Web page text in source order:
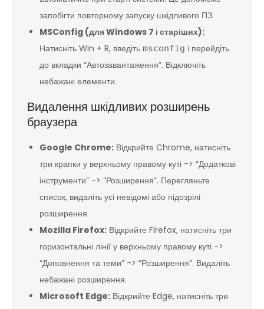
запобігти повторному запуску шкідливого ПЗ.
MSConfig (для Windows 7 і старіших):
Натисніть Win + R, введіть msconfig і перейдіть
до вкладки “Автозавантаження”. Відключіть
небажані елементи.
Видалення шкідливих розширень
браузера
Google Chrome: Відкрийте Chrome, натисніть
три крапки у верхньому правому куті -> “Додаткові
інструменти” -> “Розширення”. Перегляньте
список, видаліть усі невідомі або підозрілі
розширення.
Mozilla Firefox: Відкрийте Firefox, натисніть три
горизонтальні лінії у верхньому правому куті ->
“Доповнення та теми” -> “Розширення”. Видаліть
небажані розширення.
Microsoft Edge: Відкрийте Edge, натисніть три